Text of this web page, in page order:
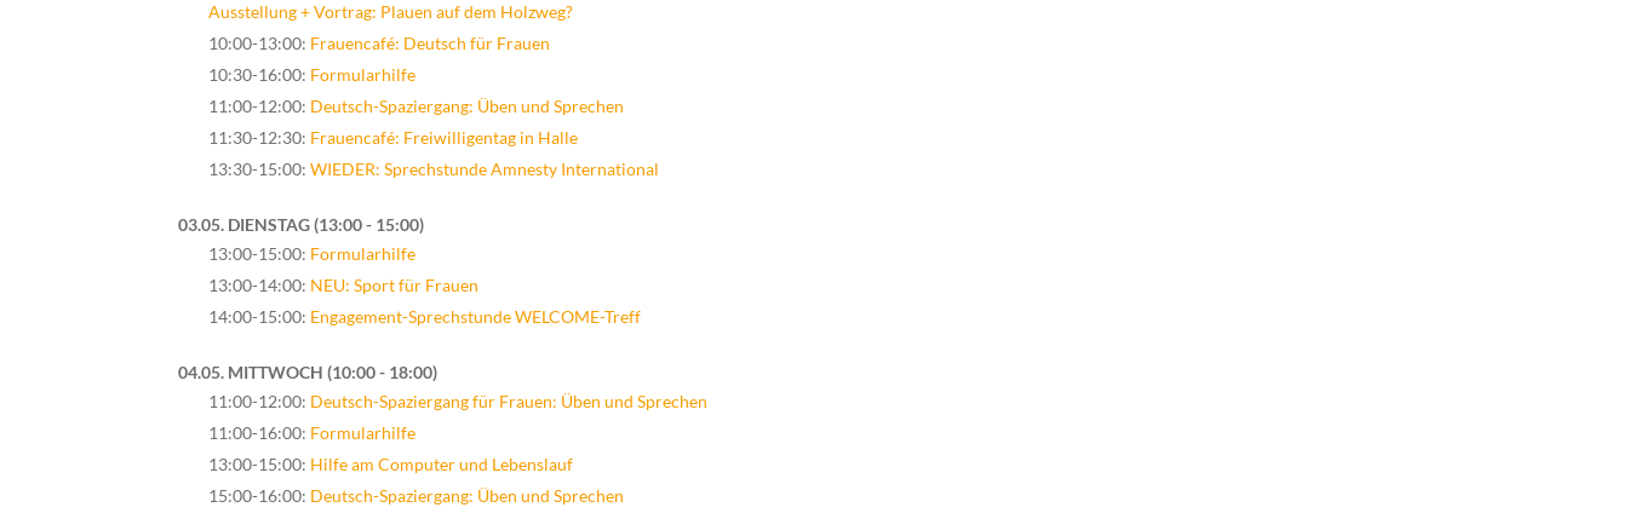
Ausstellung + Vortrag: Plauen auf dem Holzweg?
10:00-13:00: Frauencafé: Deutsch für Frauen
10:30-16:00: Formularhilfe
11:00-12:00: Deutsch-Spaziergang: Üben und Sprechen
11:30-12:30: Frauencafé: Freiwilligentag in Halle
13:30-15:00: WIEDER: Sprechstunde Amnesty International
03.05. DIENSTAG 13:00 - 15:00
13:00-15:00: Formularhilfe
13:00-14:00: NEU: Sport für Frauen
14:00-15:00: Engagement-Sprechstunde WELCOME-Treff
04.05. MITTWOCH 10:00 - 18:00
11:00-12:00: Deutsch-Spaziergang für Frauen: Üben und Sprechen
11:00-16:00: Formularhilfe
13:00-15:00: Hilfe am Computer und Lebenslauf
15:00-16:00: Deutsch-Spaziergang: Üben und Sprechen